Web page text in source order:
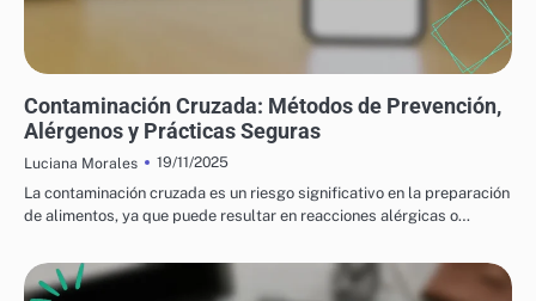
ALIMENTARIA Y EL ALMACENAMIENTO
Contaminación Cruzada: Métodos de Prevención,
Alérgenos y Prácticas Seguras
Luciana Morales
19/11/2025
La contaminación cruzada es un riesgo significativo en la preparación
de alimentos, ya que puede resultar en reacciones alérgicas o…